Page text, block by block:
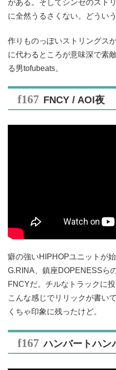
がある。そしてシンセのスト
に全然うるさくない。どうい
作りものっぽいストリングス
に代わるところが意味深で素
る男tofubeats。
FNCY / AOI夜
癖の強いHIPHOPユニットが
G.RINA、鎮座DOPENESSら
FNCYだ。チルなトラックに
こんな感じでリリックが書い
くちゃ印象に残ったけど。
ハンバートハン